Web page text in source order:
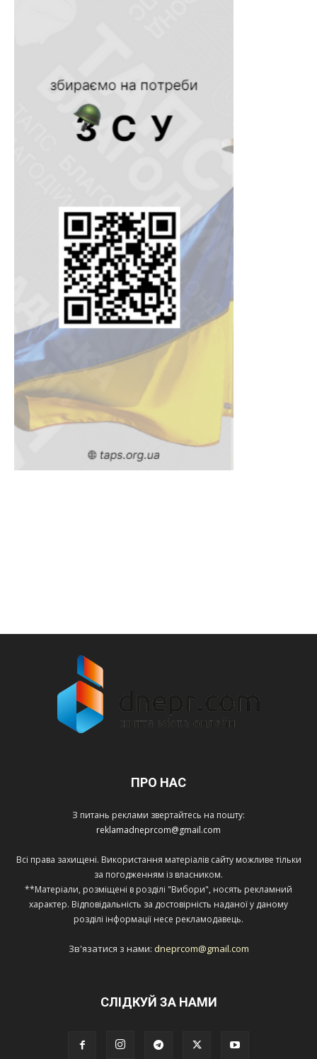
ПРО НАС
З питань реклами звертайтесь на пошту:
reklamadneprcom@gmail.com
Всі права захищені. Використання матеріалів сайту можливе тільки
за погодженням із власником.
**Матеріали, розміщені в розділі "Вибори", носять рекламний
характер. Відповідальність за достовірність наданої у даному
розділі інформації несе рекламодавець.
Зв'язатися з нами: dneprcom@gmail.com
СЛІДКУЙ ЗА НАМИ